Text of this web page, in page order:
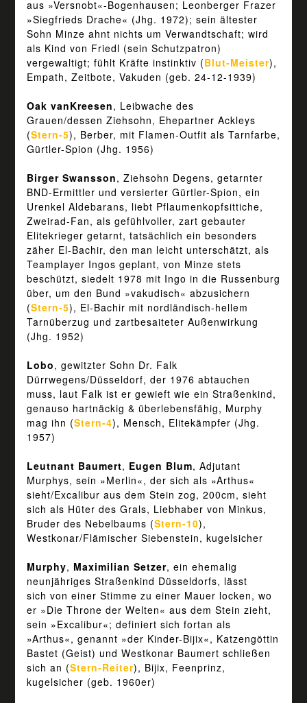
aus »Versnobt«-Bogenhausen; Leonberger Frazer
»Siegfrieds Drache« (Jhg. 1972); sein ältester
Sohn Minze ahnt nichts um Verwandtschaft; wird
als Kind von Friedl (sein Schutzpatron)
vergewaltigt; fühlt Kräfte instinktiv (Blut-Meister),
Empath, Zeitbote, Vakuden (geb. 24-12-1939)
Oak vanKreesen, Leibwache des
Grauen/dessen Ziehsohn, Ehepartner Ackleys
(Stern-5), Berber, mit Flamen-Outfit als Tarnfarbe,
Gürtler-Spion (Jhg. 1956)
Birger Swansson, Ziehsohn Degens, getarnter
BND-Ermittler und versierter Gürtler-Spion, ein
Urenkel Aldebarans, liebt Pflaumenkopfsittiche,
Zweirad-Fan, als gefühlvoller, zart gebauter
Elitekrieger getarnt, tatsächlich ein besonders
zäher El-Bachir, den man leicht unterschätzt, als
Teamplayer Ingos geplant, von Minze stets
beschützt, siedelt 1978 mit Ingo in die Russenburg
über, um den Bund »vakudisch« abzusichern
(Stern-5), El-Bachir mit nordländisch-hellem
Tarnüberzug und zartbesaiteter Außenwirkung
(Jhg. 1952)
Lobo, gewitzter Sohn Dr. Falk
Dürrwegens/Düsseldorf, der 1976 abtauchen
muss, laut Falk ist er gewieft wie ein Straßenkind,
genauso hartnäckig & überlebensfähig, Murphy
mag ihn (Stern-4), Mensch, Elitekämpfer (Jhg.
1957)
Leutnant Baumert, Eugen Blum, Adjutant
Murphys, sein »Merlin«, der sich als »Arthus«
sieht/Excalibur aus dem Stein zog, 200cm, sieht
sich als Hüter des Grals, Liebhaber von Minkus,
Bruder des Nebelbaums (Stern-10),
Westkonar/Flämischer Siebenstein, kugelsicher
Murphy, Maximilian Setzer, ein ehemalig
neunjähriges Straßenkind Düsseldorfs, lässt
sich von einer Stimme zu einer Mauer locken, wo
er »Die Throne der Welten« aus dem Stein zieht,
sein »Excalibur«; definiert sich fortan als
»Arthus«, genannt »der Kinder-Bijix«, Katzengöttin
Bastet (Geist) und Westkonar Baumert schließen
sich an (Stern-Reiter), Bijix, Feenprinz,
kugelsicher (geb. 1960er)